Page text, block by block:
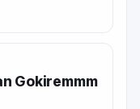
Gokiremmm